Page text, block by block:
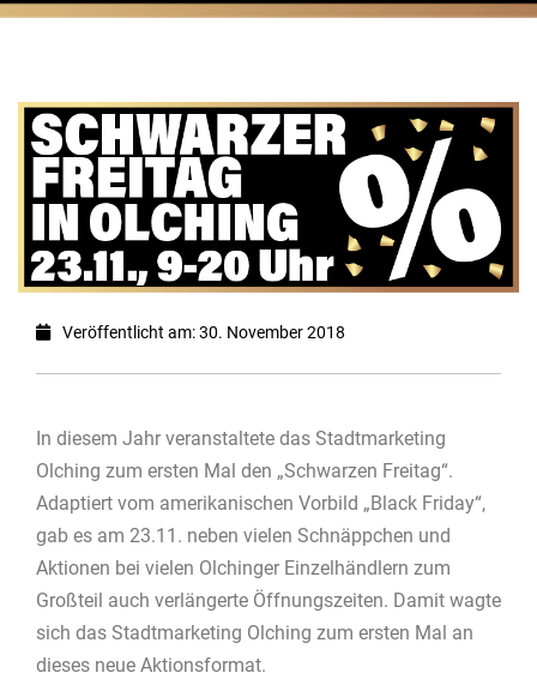
Veröffentlicht am: 30. November 2018
In diesem Jahr veranstaltete das Stadtmarketing
Olching zum ersten Mal den „Schwarzen Freitag“.
Adaptiert vom amerikanischen Vorbild „Black Friday“,
gab es am 23.11. neben vielen Schnäppchen und
Aktionen bei vielen Olchinger Einzelhändlern zum
Großteil auch verlängerte Öffnungszeiten. Damit wagte
sich das Stadtmarketing Olching zum ersten Mal an
dieses neue Aktionsformat.